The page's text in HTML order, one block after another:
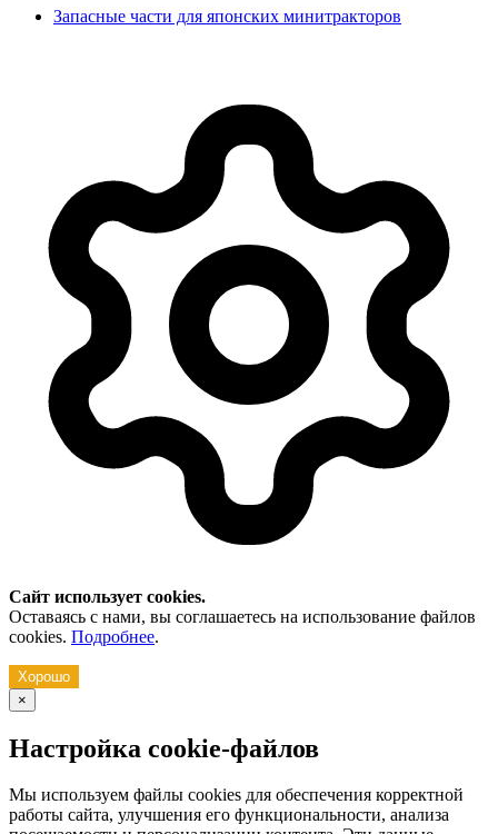
Запасные части для японских минитракторов
Сайт использует cookies.
Оставаясь с нами, вы соглашаетесь на использование файлов
cookies. Подробнее.
Хорошо
×
Настройка cookie-файлов
Мы используем файлы cookies для обеспечения корректной
работы сайта, улучшения его функциональности, анализа